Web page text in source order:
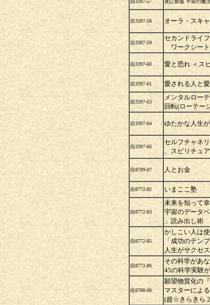
自3397-57 改訂新版 宇宙の魔
自3397-58 オーラ・スキ
自3397-59
セカンドライ
ワークシート
自3397-60 愛と恐れ ＜ス
自3397-61 愛される人と
自3397-63
メンタルロー
回転(ローテー
自3397-64 ゆたかな人生
自3397-66
セルフチャネ
、スピリチュ
自8709-07 人とお金
自8772-82 いまここ塾
自8772-83
未来を知って
宇宙のデータ
」読み出し術
自8772-85
かしこい人は
「成功のテンプ
人生がサクセ
自8772-86
その科学があ
45の科学実験
自8788-06
願望物質化の
マスターによ
(超☆きらきら